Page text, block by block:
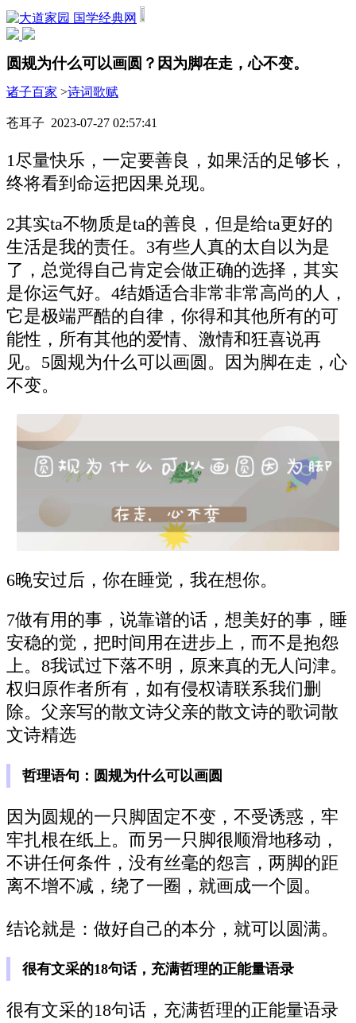
国学经典网
圆规为什么可以画圆？因为脚在走，心不变。
诸子百家 >诗词歌赋
苍耳子 2023-07-27 02:57:41
1尽量快乐，一定要善良，如果活的足够长，
终将看到命运把因果兑现。
2其实ta不物质是ta的善良，但是给ta更好的
生活是我的责任。3有些人真的太自以为是
了，总觉得自己肯定会做正确的选择，其实
是你运气好。4结婚适合非常非常高尚的人，
它是极端严酷的自律，你得和其他所有的可
能性，所有其他的爱情、激情和狂喜说再
见。5圆规为什么可以画圆。因为脚在走，心
不变。
6晚安过后，你在睡觉，我在想你。
7做有用的事，说靠谱的话，想美好的事，睡
安稳的觉，把时间用在进步上，而不是抱怨
上。8我试过下落不明，原来真的无人问津。
权归原作者所有，如有侵权请联系我们删
除。父亲写的散文诗父亲的散文诗的歌词散
文诗精选
哲理语句：圆规为什么可以画圆
因为圆规的一只脚固定不变，不受诱惑，牢
牢扎根在纸上。而另一只脚很顺滑地移动，
不讲任何条件，没有丝毫的怨言，两脚的距
离不增不减，绕了一圈，就画成一个圆。
结论就是：做好自己的本分，就可以圆满。
很有文采的18句话，充满哲理的正能量语录
很有文采的18句话，充满哲理的正能量语录